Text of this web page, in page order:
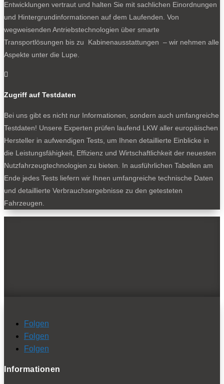
Entwicklungen vertraut und halten Sie mit sachlichen Einordnungen
und Hintergrundinformationen auf dem Laufenden. Von
wegweisenden Antriebstechnologien über smarte
Transportlösungen bis zu Kabinenausstattungen – wir nehmen alle
Aspekte unter die Lupe.

Zugriff auf Testdaten
Bei uns gibt es nicht nur Informationen, sondern auch umfangreiche
Testdaten! Unsere Experten prüfen laufend LKW aller europäischen
Hersteller in aufwendigen Tests, um Ihnen detaillierte Einblicke in
die Leistungsfähigkeit, Effizienz und Wirtschaftlichkeit der neuesten
Nutzfahrzeugtechnologien zu bieten. In ausführlichen Tabellen am
Ende jedes Tests liefern wir Ihnen umfangreiche technische Daten
und detaillierte Verbrauchsergebnisse zu den getesteten
Fahrzeugen.
Folgen
Folgen
Folgen
Informationen